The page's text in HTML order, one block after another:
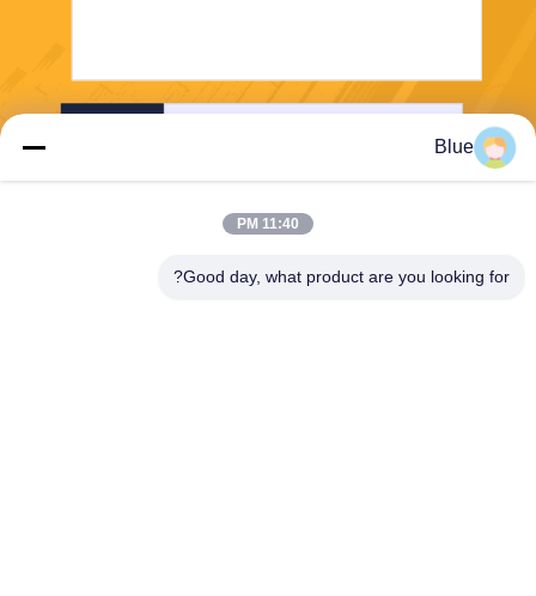
Blue
11:40 PM
Good day, what product are you looking for?